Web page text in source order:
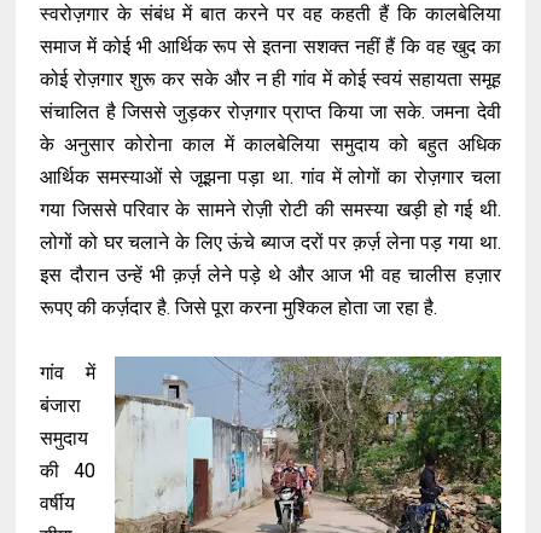
स्वरोज़गार के संबंध में बात करने पर वह कहती हैं कि कालबेलिया
समाज में कोई भी आर्थिक रूप से इतना सशक्त नहीं हैं कि वह खुद का
कोई रोज़गार शुरू कर सके और न ही गांव में कोई स्वयं सहायता समूह
संचालित है जिससे जुड़कर रोज़गार प्राप्त किया जा सके. जमना देवी
के अनुसार कोरोना काल में कालबेलिया समुदाय को बहुत अधिक
आर्थिक समस्याओं से जूझना पड़ा था. गांव में लोगों का रोज़गार चला
गया जिससे परिवार के सामने रोज़ी रोटी की समस्या खड़ी हो गई थी.
लोगों को घर चलाने के लिए ऊंचे ब्याज दरों पर क़र्ज़ लेना पड़ गया था.
इस दौरान उन्हें भी क़र्ज़ लेने पड़े थे और आज भी वह चालीस हज़ार
रूपए की कर्ज़दार है. जिसे पूरा करना मुश्किल होता जा रहा है.
गांव में
बंजारा
समुदाय
की 40
वर्षीय